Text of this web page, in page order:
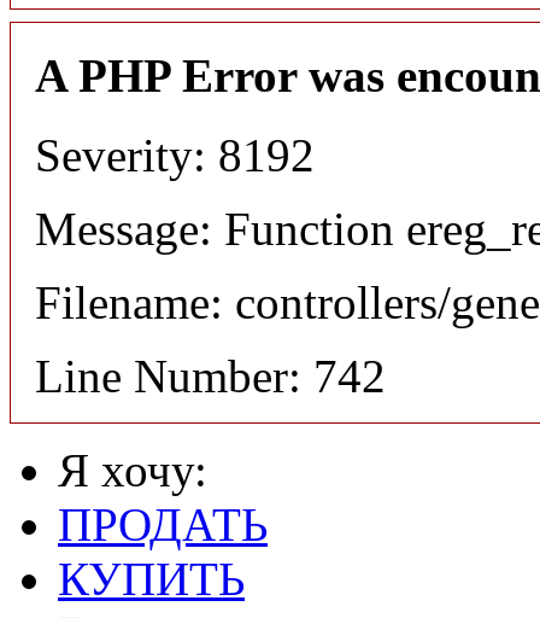
A PHP Error was
Severity: 8192
Message: Function
Filename: controllers/
Line Number: 742
Я хочу:
ПРОДАТЬ
КУПИТЬ